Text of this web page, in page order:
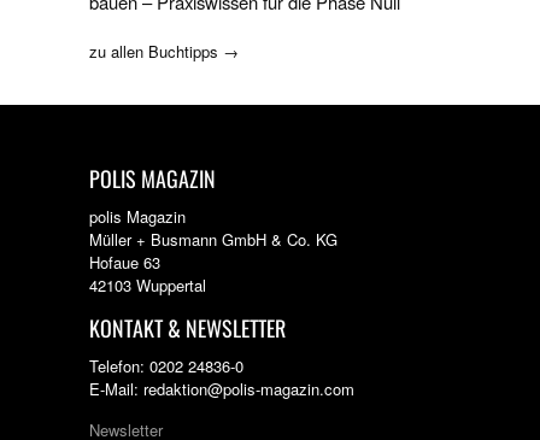
zu allen Buchtipps →
POLIS MAGAZIN
polis Magazin
Müller + Busmann GmbH & Co. KG
Hofaue 63
42103 Wuppertal
KONTAKT & NEWSLETTER
Telefon: 0202 24836-0
E-Mail: redaktion@polis-magazin.com
Newsletter